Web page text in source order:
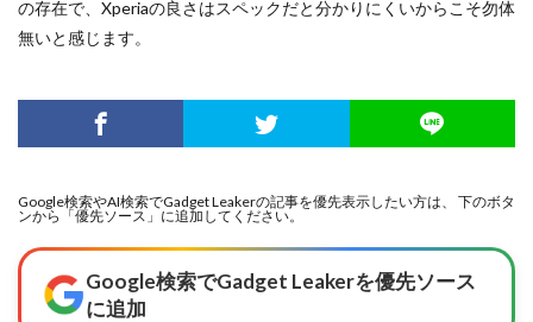
の存在で、Xperiaの良さはスペックだと分かりにくいからこそ勿体
無いと感じます。
Google検索やAI検索でGadget Leakerの記事を優先表示したい方は、 下のボタ
ンから「優先ソース」に追加してください。
Google検索でGadget Leakerを優先ソース
に追加